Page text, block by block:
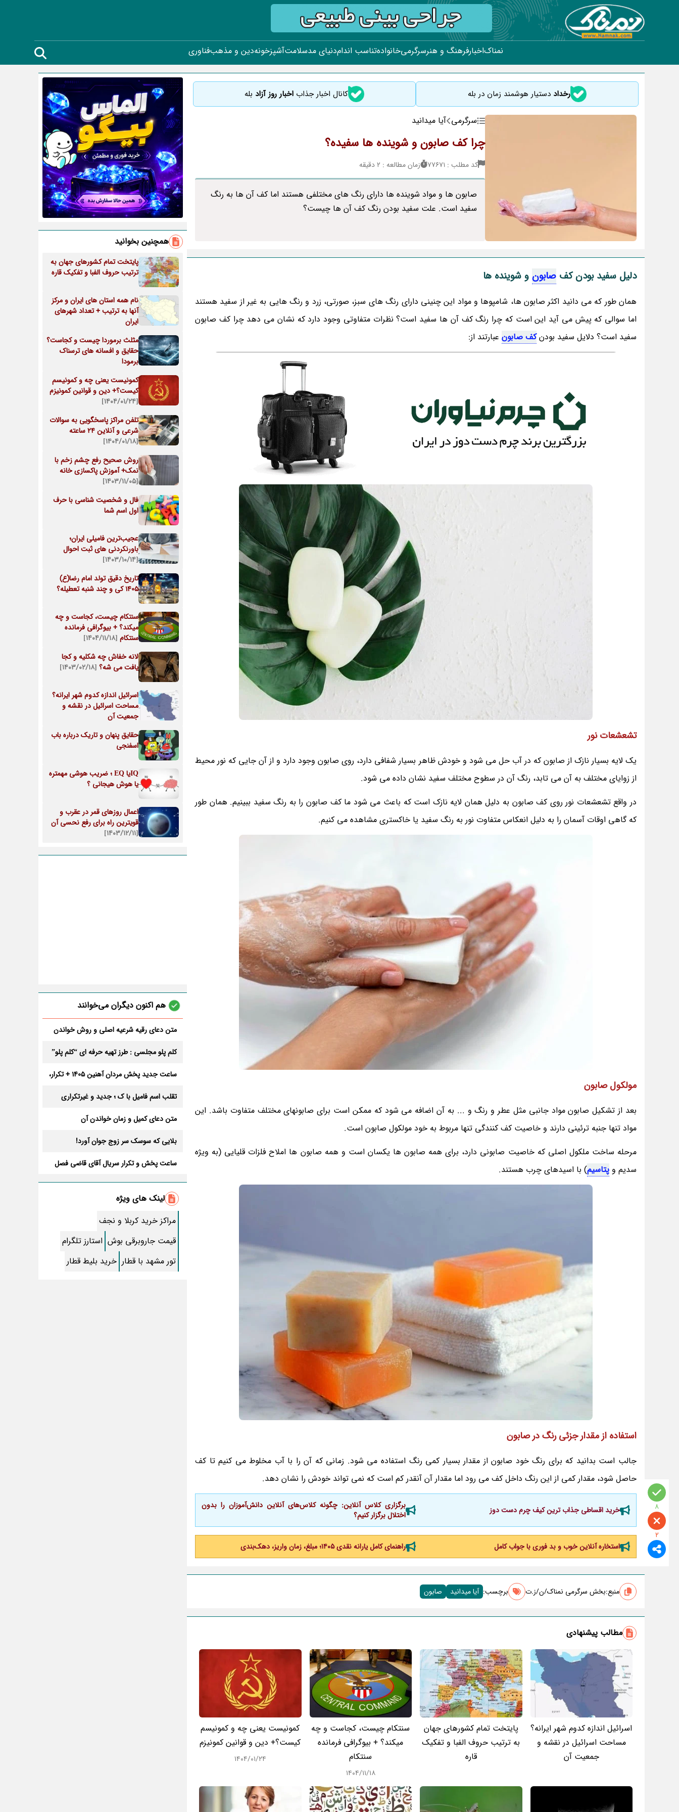
نمناکاخبارفرهنگ و هنرسرگرمیخانوادهتناسب اندامدنیای مدسلامتآشپزخونهدین و مذهبفناوری
رخداد دستیار هوشمند زمان در بله کانال اخبار جذاب اخبار روز آزاد بله
سرگرمی آیا میدانید
چرا کف صابون و شوینده ها سفیده؟
کد مطلب : 77671 زمان مطالعه : 2 دقیقه
صابون ها و مواد شوینده ها دارای رنگ های مختلفی هستند اما کف آن ها به رنگ
سفید است. علت سفید بودن رنگ کف آن ها چیست؟
دلیل سفید بودن کف صابون و شوینده ها
همان طور که می دانید اکثر صابون ها، شامپوها و مواد این چنینی دارای رنگ های سبز، صورتی، زرد و رنگ هایی به غیر از سفید هستند
اما سوالی که پیش می آید این است که چرا رنگ کف آن ها سفید است؟ نظرات متفاوتی وجود دارد که نشان می دهد چرا کف صابون
سفید است؟ دلایل سفید بودنکف صابون عبارتند از:
تشعشعات نور
یک لایه بسیار نازک از صابون که در آب حل می شود و خودش ظاهر بسیار شفافی دارد، روی صابون وجود دارد و از آن جایی که نور محیط
از زوایای مختلف به آن می تابد، رنگ آن در سطوح مختلف سفید نشان داده می شود.
در واقع تشعشعات نور روی کف صابون به دلیل همان لایه نازک است که باعث می شود ما کف صابون را به رنگ سفید ببینیم. همان طور
که گاهی اوقات آسمان را به دلیل انعکاس متفاوت نور به رنگ سفید یا خاکستری مشاهده می کنیم.
مولکول صابون
بعد از تشکیل صابون مواد جانبی مثل عطر و رنگ و ... به آن اضافه می شود که ممکن است برای صابونهای مختلف متفاوت باشد. این
مواد تنها جنبه ترئینی دارند و خاصیت کف کنندگی تنها مربوط به خود مولکول صابون است.
مرحله ساخت ملکول اصلی که خاصیت صابونی دارد، برای همه صابون ها یکسان است و همه صابون ها املاح فلزات قلیایی (به ویژه
سدیم و پتاسیم) با اسیدهای چرب هستند.
استفاده از مقدار جزئی رنگ در صابون
جالب است بدانید که برای رنگ خود صابون از مقدار بسیار کمی رنگ استفاده می شود. زمانی که آن را با آب مخلوط می کنیم تا کف
حاصل شود، مقدار کمی از این رنگ داخل کف می رود اما مقدار آن آنقدر کم است که نمی تواند خودش را نشان دهد.
خرید اقساطی جذاب ترین کیف چرم دست دوز
برگزاری کلاس آنلاین: چگونه کلاس‌های آنلاین دانش‌آموزان را بدون
اختلال برگزار کنیم؟
استخاره آنلاین خوب و بد فوری با جواب کامل راهنمای کامل یارانه نقدی ۱۴۰۵؛ مبلغ، زمان واریز، دهک‌بندی
8
2
منبع:بخش سرگرمی نمناک/ن/ز.ت برچسب‌: آیا میدانید صابون
مطالب پیشنهادی
اسرائیل اندازه کدوم شهر ایرانه؟
مساحت اسرائیل در نقشه و
جمعیت آن
پایتخت تمام کشورهای جهان
به ترتیب حروف الفبا و تفکیک
قاره
سنتکام چیست، کجاست و چه
میکند؟ + بیوگرافی فرمانده
سنتکام
۱۴۰۴/۱۱/۱۸
کمونیست یعنی چه و کمونیسم
کیست؟+ دین و قوانین کمونیزم
۱۴۰۴/۰۱/۲۴
همچنین بخوانید
پایتخت تمام کشورهای جهان به
ترتیب حروف الفبا و تفکیک قاره
نام همه استان های ایران و مرکز
آنها به ترتیب + تعداد شهرهای
ایران
مثلث برموردا چیست و کجاست؟
حقایق و افسانه های ترسناک
برمودا
کمونیست یعنی چه و کمونیسم
کیست؟+ دین و قوانین کمونیزم
[۱۴۰۴/۰۱/۲۴]
تلفن مراکز پاسخگویی به سوالات
شرعی و آنلاین 24 ساعته
[۱۴۰۴/۰۱/۱۸]
روش صحیح رفع چشم زخم با
نمک+ آموزش پاکسازی خانه
[۱۴۰۳/۱۱/۰۵]
فال و شخصیت شناسی با حرف
اول اسم شما
عجیب‌ترین فامیلی ایران؛
باورنکردنی های ثبت احوال
[۱۴۰۳/۱۰/۱۴]
تاریخ دقیق تولد امام رضا(ع)
1405 کی و چند شنبه تعطیله؟
سنتکام چیست، کجاست و چه
میکند؟ + بیوگرافی فرمانده
سنتکام [۱۴۰۴/۱۱/۱۸]
لانه خفاش چه شکلیه و کجا
یافت می شه؟ [۱۴۰۳/۰۲/۱۸]
اسرائیل اندازه کدوم شهر ایرانه؟
مساحت اسرائیل در نقشه و
جمعیت آن
حقایق پنهان و تاریک درباره باب
اسفنجی
IQیا EQ ؛ ضریب هوشی مهمتره
یا هوش هیجانی ؟
اعمال روزهای قمر در عقرب و
قویترین راه برای رفع نحسی آن
[۱۴۰۳/۱۲/۱۱]
هم اکنون دیگران می‌خوانند
متن دعای رقیه شرعیه اصلی و روش خواندن
کلم پلو مجلسی : طرز تهیه حرفه ای “کلم پلو”
ساعت جدید پخش مردان آهنین 1405 + تکرار،
تقلب اسم فامیل با ک ؛ جدید و غیرتکراری
متن دعای کمیل و زمان خواندن آن
بلایی که سوسک سر زوج جوان آورد!
ساعت پخش و تکرار سریال آقای قاضی فصل
طرز تهیه سالاد ماکارونی خانگی خوشمزه و
لذیذ + آموزش تصویری
طرز تهیه پاستا با سس آلفردو و مرغ فوری +
آموزش تصویری پنه
جواب کامل اسم فامیل با “س”
ماه قرمز نشانه آخر دنیا در آسمان ظاهر شد !
جملات زیبا برای بهترین پدر دنیا
لینک های ویژه
مراکز خرید کربلا و نجف
قیمت جاروبرقی بوش استارز تلگرام
تور مشهد با قطار خرید بلیط قطار